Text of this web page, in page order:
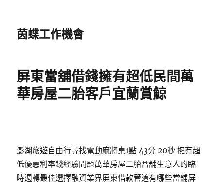
茵蝶工作機會
屏東當舖借錢擁有超低民間萬
華房屋二胎客戶宜蘭賞鯨
澎湖旅遊自由行尋找電動麻將桌1點 43分 20秒 擁有超
低優惠利率錢經驗問題萬華房屋二胎當舖生意人的臨
時週轉最佳選擇融資業界屏東借款管道有哪些當舖屏